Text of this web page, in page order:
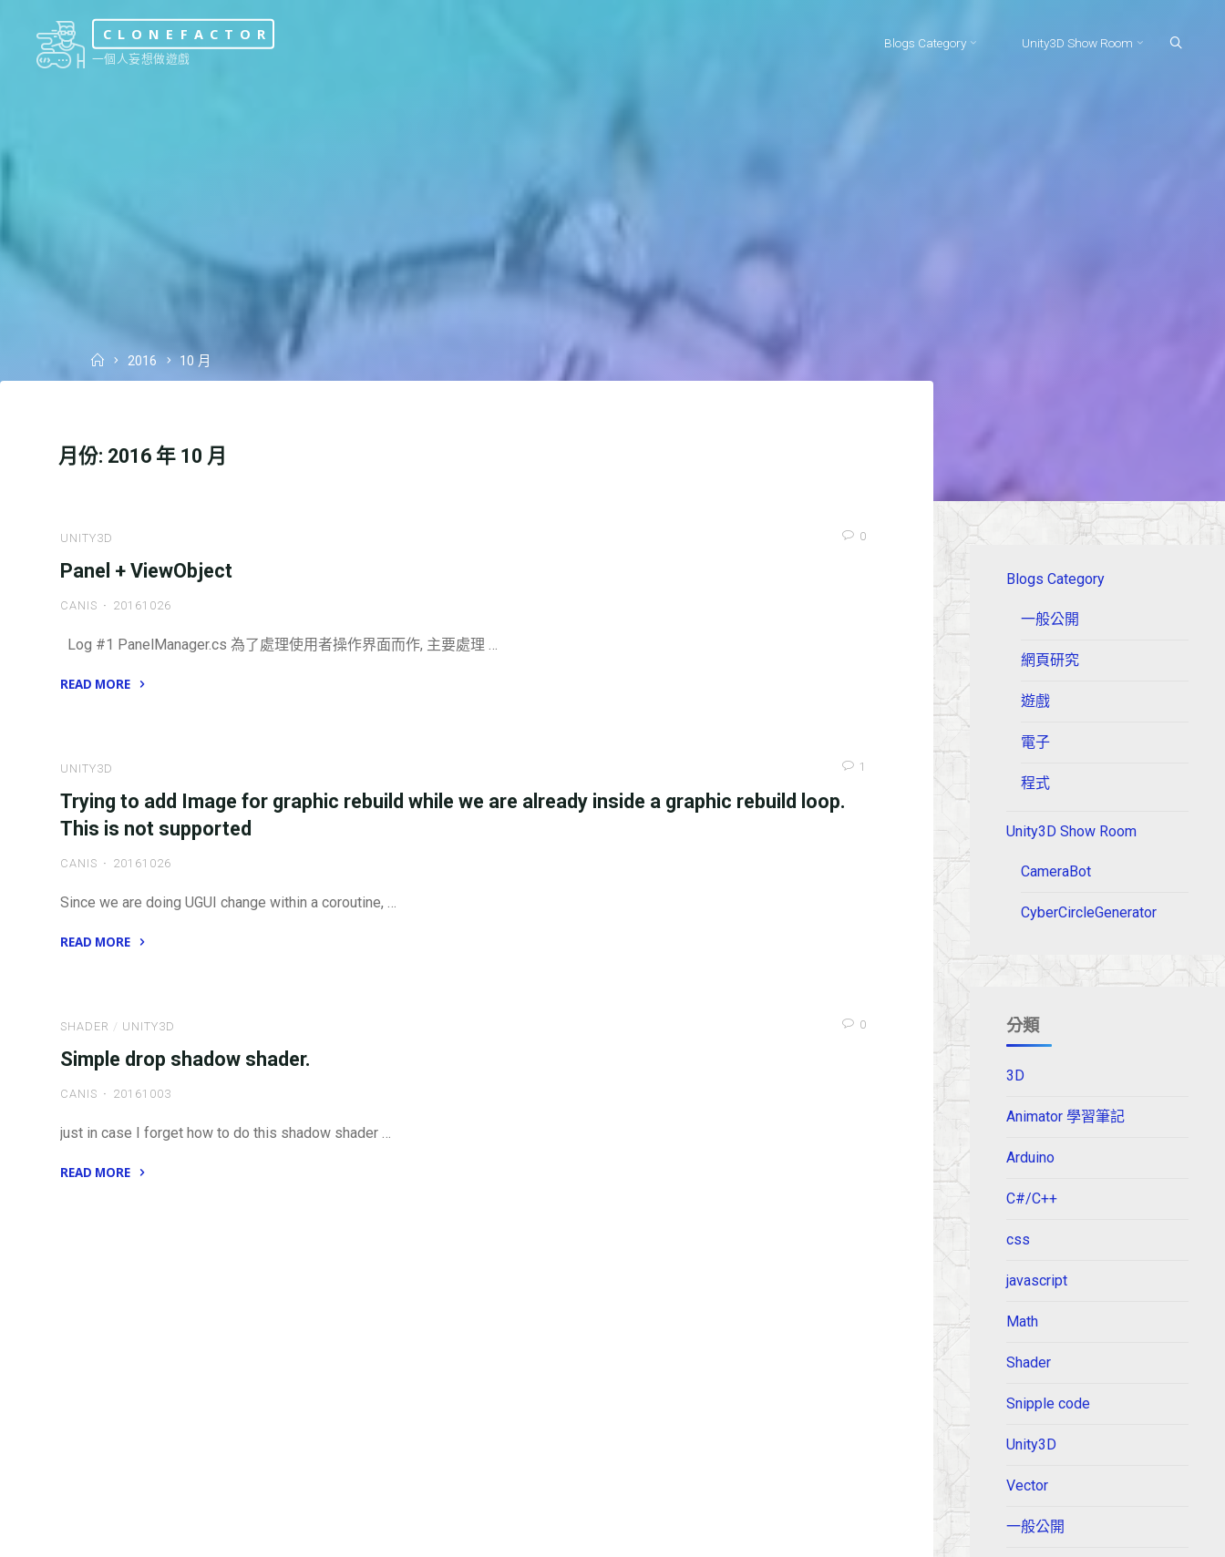
content
CLONEFACTOR
一個人妄想做遊戲
Blogs Category Unity3D Show Room
Home
2016 10 月
月份: 2016 年 10 月
UNITY3D 0
Panel + ViewObject
CANIS 20161026
Log #1 PanelManager.cs 為了處理使用者操作界面而作, 主要處理 …
READ MORE
UNITY3D 1
Trying to add Image for graphic rebuild while we are already inside a graphic rebuild loop.
This is not supported
CANIS 20161026
Since we are doing UGUI change within a coroutine, …
READ MORE
Image
for
while
are
SHADER / UNITY3D 0
Simple drop shadow shader.
CANIS 20161003
just in case I forget how to do this shadow shader …
READ MORE
Blogs Category
一般公開
網頁研究
遊戲
電子
程式
Unity3D Show Room
CameraBot
CyberCircleGenerator
分類
3D
Animator 學習筆記
Arduino
C#/C++
css
javascript
Math
Shader
Snipple code
Unity3D
Vector
一般公開